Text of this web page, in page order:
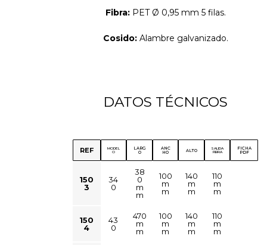
Fibra: PET Ø 0,95 mm 5 filas.
Cosido: Alambre galvanizado.
DATOS TÉCNICOS
REF MODEL
O
LARG
O
ANC
HO ALTO SALIDA
FIBRA
FICHA
PDF
150
3
34
0
38
0
m
m
100
m
m
140
m
m
110
m
m
150
4
43
0
470
m
m
100
m
m
140
m
m
110
m
m